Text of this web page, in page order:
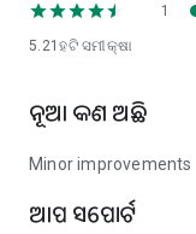
5.21ହଟି ସମୀକ୍ଷା
1
ନୂଆ କଣ ଅଛି
Minor improvements
ଆପ ସପୋର୍ଟ